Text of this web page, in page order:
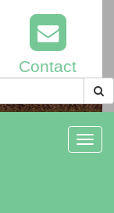
Contact